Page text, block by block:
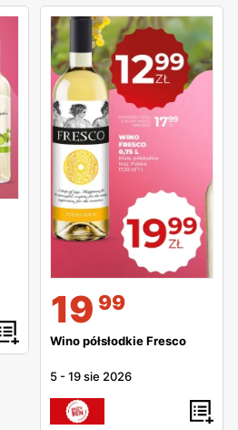
19 99
Wino półsłodkie Fresco
5 -19 sie 2026